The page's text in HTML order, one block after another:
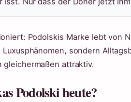
Podolskis Marke lebt von
sondern
gleichermaßen attraktiv.
Podolski heute?